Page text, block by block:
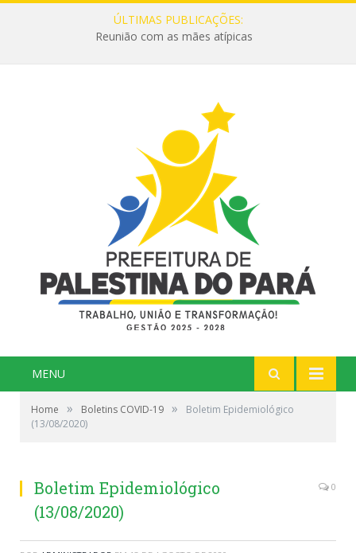
ÚLTIMAS PUBLICAÇÕES:
Reunião com as mães atípicas
MENU
Home » Boletins COVID-19 »
Boletim Epidemiológico
(13/08/2020)
Boletim Epidemiológico
(13/08/2020)
0